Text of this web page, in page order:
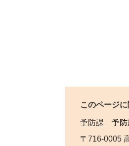
このページ
予防課 予防
〒716-0005